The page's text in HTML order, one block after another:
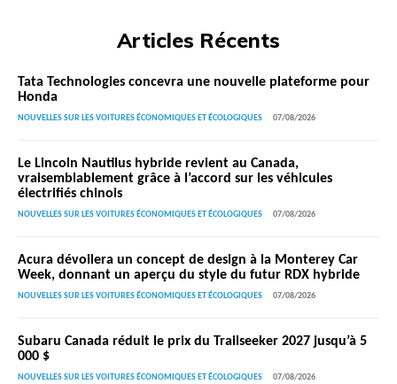
Articles Récents
Tata Technologies concevra une nouvelle plateforme pour
Honda
NOUVELLES SUR LES VOITURES ÉCONOMIQUES ET ÉCOLOGIQUES 07/08/2026
Le Lincoln Nautilus hybride revient au Canada,
vraisemblablement grâce à l’accord sur les véhicules
électrifiés chinois
NOUVELLES SUR LES VOITURES ÉCONOMIQUES ET ÉCOLOGIQUES 07/08/2026
Acura dévoilera un concept de design à la Monterey Car
Week, donnant un aperçu du style du futur RDX hybride
NOUVELLES SUR LES VOITURES ÉCONOMIQUES ET ÉCOLOGIQUES 07/08/2026
Subaru Canada réduit le prix du Trailseeker 2027 jusqu’à 5
000 $
NOUVELLES SUR LES VOITURES ÉCONOMIQUES ET ÉCOLOGIQUES 07/08/2026